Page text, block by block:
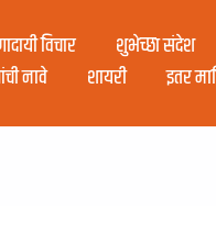
विचार शुभेच्छा संदेश
नावे शायरी इतर